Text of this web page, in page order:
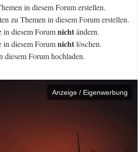
in diesem Forum erstellen.
zu Themen in diesem Forum erstellen.
in diesem Forumnichtändern.
in diesem Forumnichtlöschen.
diesem Forum hochladen.
Anzeige / Eigenwerbung